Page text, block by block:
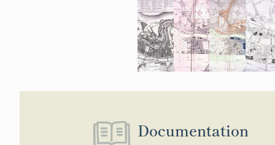
Documentation